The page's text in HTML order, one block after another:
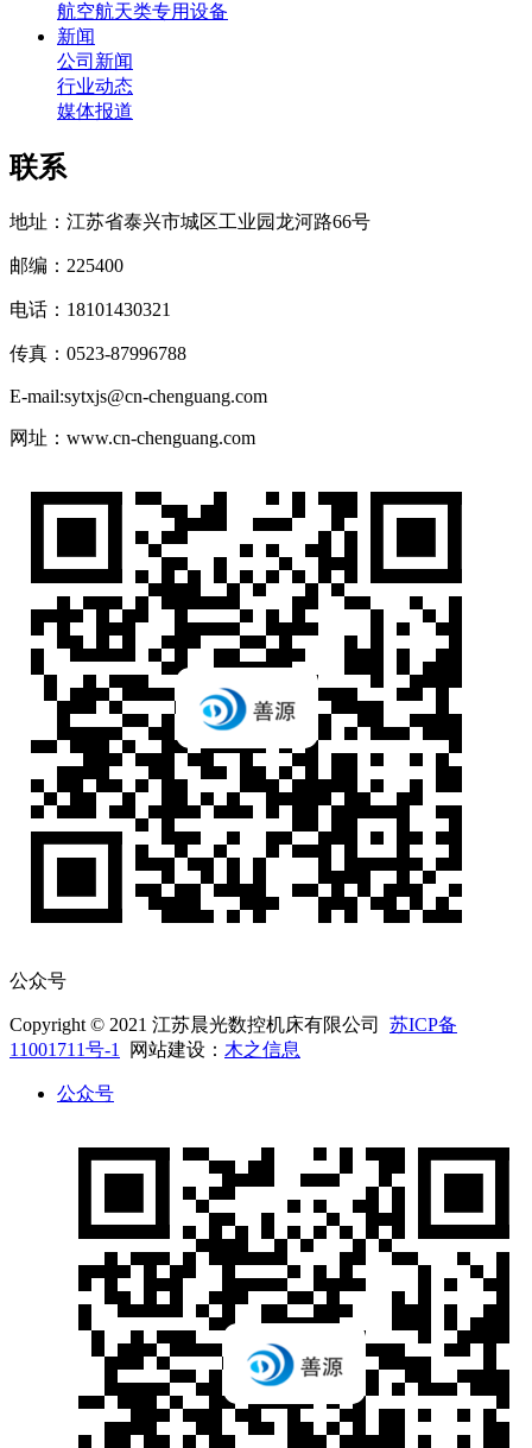
航空航天类专用设备
新闻
公司新闻
行业动态
媒体报道
联系
地址：江苏省泰兴市城区工业园龙河路66号
邮编：225400
电话：18101430321
传真：0523-87996788
E-mail:sytxjs@cn-chenguang.com
网址：www.cn-chenguang.com
公众号
Copyright © 2021 江苏晨光数控机床有限公司 苏ICP备
11001711号-1
网站建设： 木之信息
公众号